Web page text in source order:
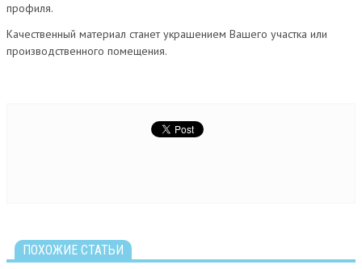
профиля.
Качественный материал станет украшением Вашего участка или
производственного помещения.
ПОХОЖИЕ СТАТЬИ